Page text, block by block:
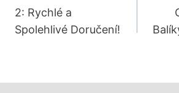
Příspěvek
2: Rychlé a
Spolehlivé Doručení!